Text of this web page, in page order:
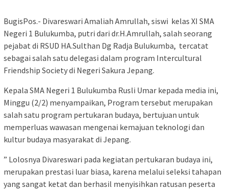
BugisPos.- Divareswari Amaliah Amrullah, siswi kelas XI SMA
Negeri 1 Bulukumba, putri dari dr.H.Amrullah, salah seorang
pejabat di RSUD HA.Sulthan Dg Radja Bulukumba, tercatat
sebagai salah satu delegasi dalam program Intercultural
Friendship Society di Negeri Sakura Jepang.
Kepala SMA Negeri 1 Bulukumba Rusli Umar kepada media ini,
Minggu (2/2) menyampaikan, Program tersebut merupakan
salah satu program pertukaran budaya, bertujuan untuk
memperluas wawasan mengenai kemajuan teknologi dan
kultur budaya masyarakat di Jepang.
” Lolosnya Divareswari pada kegiatan pertukaran budaya ini,
merupakan prestasi luar biasa, karena melalui seleksi tahapan
yang sangat ketat dan berhasil menyisihkan ratusan peserta